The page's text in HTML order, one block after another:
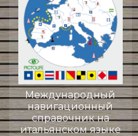
Международный
навигационный
справочник на
итальянском языке